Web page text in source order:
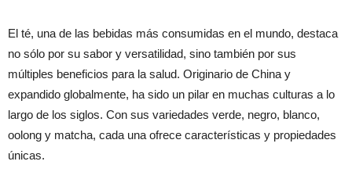
El té, una de las bebidas más consumidas en el mundo, destaca
no sólo por su sabor y versatilidad, sino también por sus
múltiples beneficios para la salud. Originario de China y
expandido globalmente, ha sido un pilar en muchas culturas a lo
largo de los siglos. Con sus variedades verde, negro, blanco,
oolong y matcha, cada una ofrece características y propiedades
únicas.